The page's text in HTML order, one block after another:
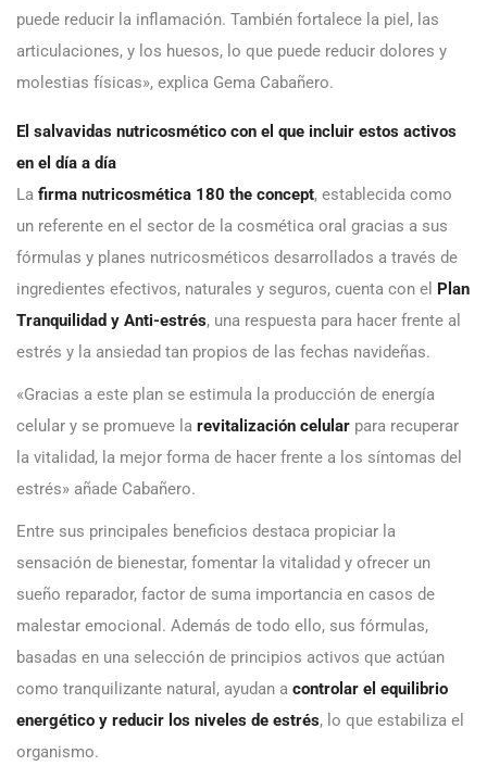
puede reducir la inflamación. También fortalece la piel, las
articulaciones, y los huesos, lo que puede reducir dolores y
molestias físicas», explica Gema Cabañero.
El salvavidas nutricosmético con el que incluir estos activos
en el día a día
La firma nutricosmética 180 the concept, establecida como
un referente en el sector de la cosmética oral gracias a sus
fórmulas y planes nutricosméticos desarrollados a través de
ingredientes efectivos, naturales y seguros, cuenta con el
Plan
Tranquilidad y Anti-estrés, una respuesta para hacer frente al
estrés y la ansiedad tan propios de las fechas navideñas.
«Gracias a este plan se estimula la producción de energía
celular y se promueve la revitalización celular para recuperar
la vitalidad, la mejor forma de hacer frente a los síntomas del
estrés» añade Cabañero.
Entre sus principales beneficios destaca propiciar la
sensación de bienestar, fomentar la vitalidad y ofrecer un
sueño reparador, factor de suma importancia en casos de
malestar emocional. Además de todo ello, sus fórmulas,
basadas en una selección de principios activos que actúan
como tranquilizante natural, ayudan a controlar el equilibrio
energético y reducir los niveles de estrés, lo que estabiliza el
organismo.